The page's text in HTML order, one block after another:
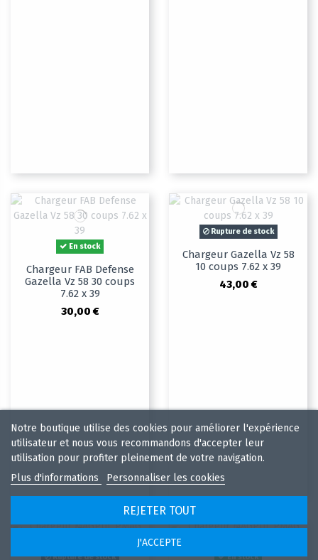
En stock
Chargeur FAB Defense
Gazella Vz 58 30 coups
7.62 x 39
30,00 €
Rupture de stock
Chargeur Gazella Vz 58
10 coups 7.62 x 39
43,00 €
Rupture de stock En stock
Notre boutique utilise des cookies pour améliorer l'expérience
utilisateur et nous vous recommandons d'accepter leur
utilisation pour profiter pleinement de votre navigation.
Plus d'informations
Personnaliser les cookies
REJETER TOUT
J'ACCEPTE